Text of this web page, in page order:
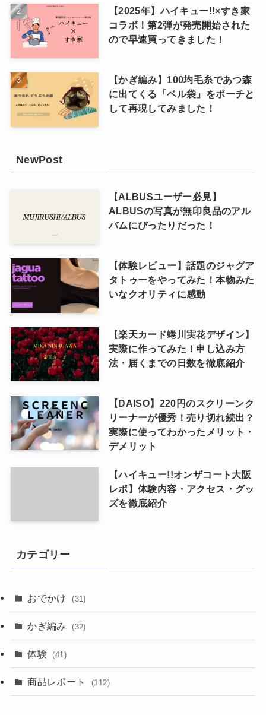
【2025年】ハイキュー!!×すき家
コラボ！第2弾が発売開始された
ので早速買ってきました！
【かぎ編み】100均毛糸であつ森
に出てくる「ベル袋」をポーチと
して再現してみました！
NewPost
【ALBUSユーザー必見】
ALBUSの写真が無印良品のアル
バムにぴったりだった！
【体験レビュー】話題のジャグア
タトゥーをやってみた！本物みた
いなクオリティに感動
【楽天カード蜷川実花デザイン】
実際に作ってみた！申し込み方
法・届くまでの日数を徹底紹介
【DAISO】220円のスクリーンク
リーナーが優秀！売り切れ続出？
実際に使ってわかったメリット・
デメリット
【ハイキュー!!オンザコート大阪
レポ】体験内容・アクセス・グッ
ズを徹底紹介
カテゴリー
おでかけ (31)
かぎ編み (32)
体験 (41)
商品レポート (112)